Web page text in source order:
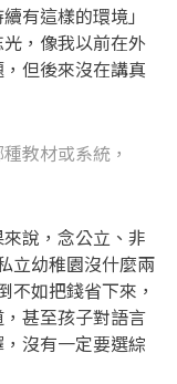
有這樣的環境」
，像我以前在外
但後來沒在講真
教材或系統，
說，念公立、非
立幼稚園沒什麼兩
不如把錢省下來，
甚至孩子對語言
沒有一定要選綜